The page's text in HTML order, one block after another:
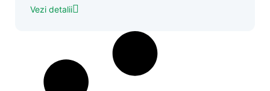
Vezi detalii